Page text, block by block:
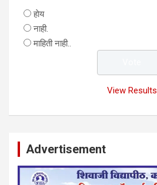
हाेय
नाही.
माहिती नाही..
View Results
Advertisement